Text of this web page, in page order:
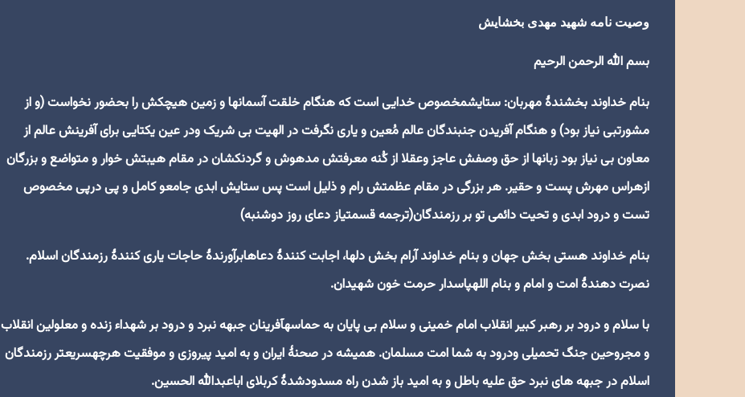
وصیت نامه شهید مهدی بخشایش
بسم الله الرحمن الرحیم
بنام خداوند بخشندۀ مهربان: ستایشمخصوص خدایی است که هنگام خلقت آسمانها و زمین هیچکش را بحضور نخواست (و از
مشورتبی نیاز بود) و هنگام آفریدن جنبندگان عالم مُعین و یاری نگرفت در الهیت بی شریک ودر عین یکتایی برای آفرینش عالم از
معاون بی نیاز بود زبانها از حق وصفش عاجز وعقلا از کُنه معرفتش مدهوش و گردنکشان در مقام هیبتش خوار و متواضع و بزرگان
ازهراس مهرش پست و حقیر. هر بزرگی در مقام عظمتش رام و ذلیل است پس ستایش ابدی جامعو کامل و پی درپی مخصوص
تست و درود ابدی و تحیت دائمی تو بر رزمندگان(ترجمه قسمتیاز دعای روز دوشنبه)
بنام خداوند هستی بخش جهان و بنام خداوند آرام بخش دلها، اجابت کنندۀ دعاهابرآورندۀ حاجات یاری کنندۀ رزمندگان اسلام.
نصرت دهندۀ امت و امام و بنام اللهپاسدار حرمت خون شهیدان.
با سلام و درود بر رهبر کبیر انقلاب امام خمینی و سلام بی پایان به حماسهآفرینان جبهه نبرد و درود بر شهداء زنده و معلولین انقلاب
و مجروحین جنگ تحمیلی ودرود به شما امت مسلمان. همیشه در صحنۀ ایران و به امید پیروزی و موفقیت هرچهسریعتر رزمندگان
اسلام در جبهه های نبرد حق علیه باطل و به امید باز شدن راه مسدودشدۀ کربلای اباعبدالله الحسین.